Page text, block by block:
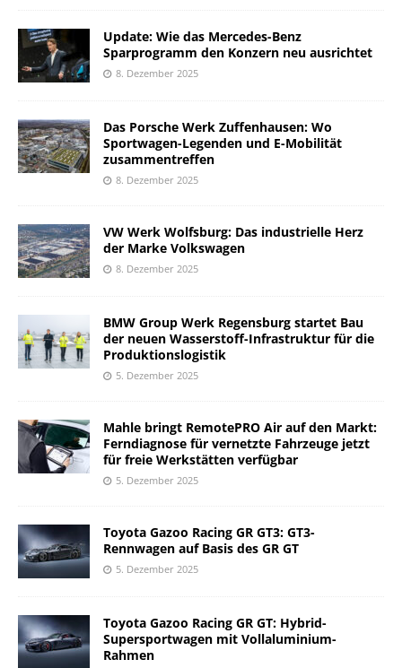
Update: Wie das Mercedes-Benz
Sparprogramm den Konzern neu ausrichtet
8. Dezember 2025
Das Porsche Werk Zuffenhausen: Wo
Sportwagen-Legenden und E-Mobilität
zusammentreffen
8. Dezember 2025
VW Werk Wolfsburg: Das industrielle Herz
der Marke Volkswagen
8. Dezember 2025
BMW Group Werk Regensburg startet Bau
der neuen Wasserstoff-Infrastruktur für die
Produktionslogistik
5. Dezember 2025
Mahle bringt RemotePRO Air auf den Markt:
Ferndiagnose für vernetzte Fahrzeuge jetzt
für freie Werkstätten verfügbar
5. Dezember 2025
Toyota Gazoo Racing GR GT3: GT3-
Rennwagen auf Basis des GR GT
5. Dezember 2025
Toyota Gazoo Racing GR GT: Hybrid-
Supersportwagen mit Vollaluminium-
Rahmen